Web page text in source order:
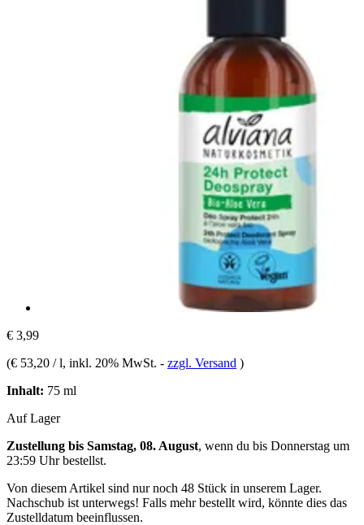
€ 3,99
(€ 53,20 / l, inkl. 20% MwSt. - zzgl. Versand )
Inhalt: 75 ml
Auf Lager
Zustellung bis Samstag, 08. August, wenn du bis Donnerstag um
23:59 Uhrbestellst.
Von diesem Artikel sind nur noch 48 Stück in unserem Lager.
Nachschub ist unterwegs! Falls mehr bestellt wird, könnte dies das
Zustelldatum beeinflussen.